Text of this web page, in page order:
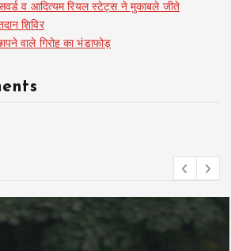
व आदित्यम रियल स्टेट्स ने मुकाबले जीते
शिविर
वाले गिरोह का भंडाफोड़